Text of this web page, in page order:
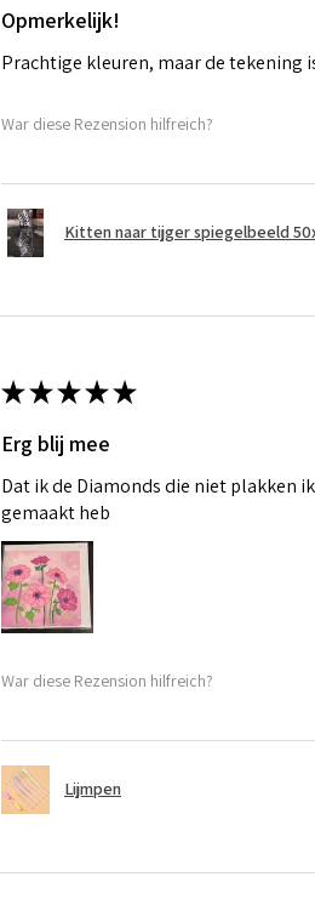
Opmerkelijk!
Prachtige kleuren, maar de tekening
War diese Rezension hilfreich?
Kitten naar tijger spiegelbeeld
★★★★★
Erg blij mee
Dat ik de Diamonds die niet plakken
gemaakt heb
War diese Rezension hilfreich?
Lijmpen